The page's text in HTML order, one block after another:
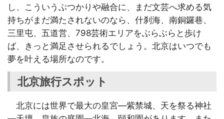
し、こういうぶつかりや融合に、まだ文芸へ求める気
持ちがまだ満たされないのなら、什刹海、南銅鑼巷、
三里屯、五道営、798芸術エリアをぶらぶらと歩け
ば、きっと満足させられるでしょう。北京はいつでも
夢を叶える場所なのです。
北京旅行スポット
北京には世界で最大の皇宮―紫禁城、天を祭る神社